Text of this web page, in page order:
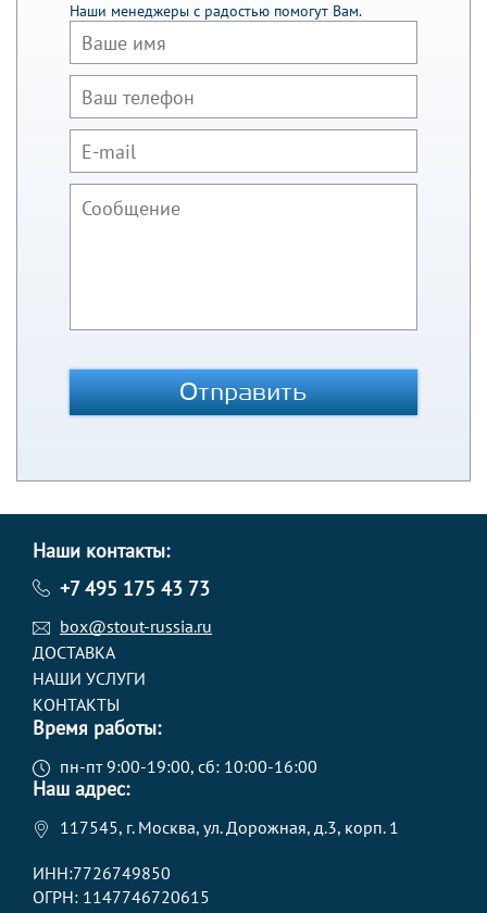
Наши менеджеры с радостью помогут Вам.
Отправить
Наши контакты:
+7 495 175 43 73
box@stout-russia.ru
ДОСТАВКА
НАШИ УСЛУГИ
КОНТАКТЫ
Время работы:
пн-пт 9:00-19:00, сб: 10:00-16:00
Наш адрес:
117545, г. Москва, ул. Дорожная, д.3, корп. 1
ИНН:7726749850
ОГРН: 1147746720615